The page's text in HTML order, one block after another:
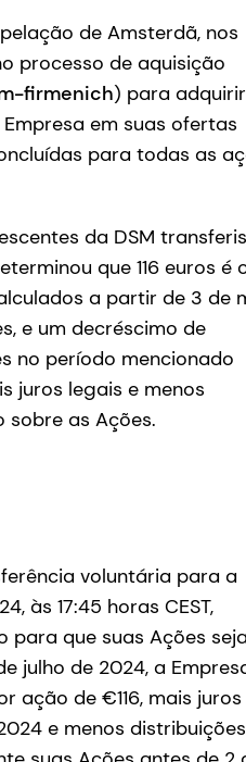
de Amsterdã, nos
processo de aquisição
firmenich) para adquirir
em suas ofertas
para todas as
da DSM
que 116 euros é
a partir de 3 de
e um decréscimo de
no período mencionado
juros legais e menos
as Ações.
voluntária para a
às 17:45 horas CEST,
que suas Ações
julho de 2024, a
ação de €116, mais juros
e menos